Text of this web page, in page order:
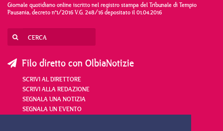
Giornale quotidiano online iscritto nel registro stampa del Tribunale di Tempio
Pausania, decreto n°1/2016 V.G. 248/16 depositato il 01.04.2016
Filo diretto con OlbiaNotizie
SCRIVI AL DIRETTORE
SCRIVI ALLA REDAZIONE
SEGNALA UNA NOTIZIA
SEGNALA UN EVENTO